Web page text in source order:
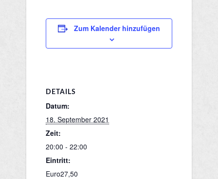
Zum Kalender hinzufügen
DETAILS
Datum:
18. September 2021
Zeit:
20:00 - 22:00
Eintritt:
Euro27,50